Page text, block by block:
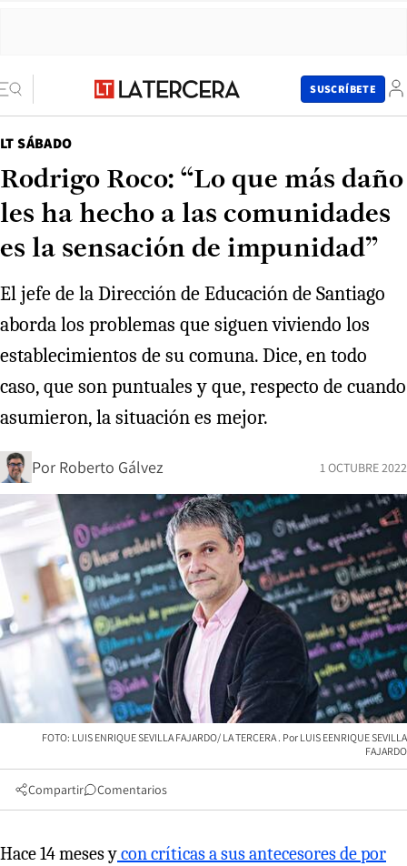
SUSCRÍBETE
LT SÁBADO
Rodrigo Roco: “Lo que más daño
les ha hecho a las comunidades
es la sensación de impunidad”
El jefe de la Dirección de Educación de Santiago
aborda los problemas que siguen viviendo los
establecimientos de su comuna. Dice, en todo
caso, que son puntuales y que, respecto de cuando
asumieron, la situación es mejor.
Por Roberto Gálvez 1 OCTUBRE 2022
FOTO: LUIS ENRIQUE SEVILLA FAJARDO/ LA TERCERA
LUIS EENRIQUE SEVILLA
FAJARDO
Compartir Comentarios
Hace 14 meses ycon críticas a sus antecesores de por